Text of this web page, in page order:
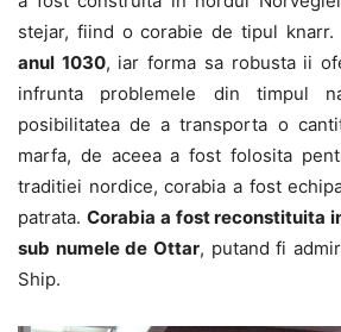
stejar, fiind o corabie de tipul knarr.
anul 1030, iar forma sa robusta ii
infrunta problemele din timpul
posibilitatea de a transporta o
marfa, de aceea a fost folosita
traditiei nordice, corabia a fost
patrata. Corabia a fost reconstituita
sub numele de Ottar, putand fi
Ship.